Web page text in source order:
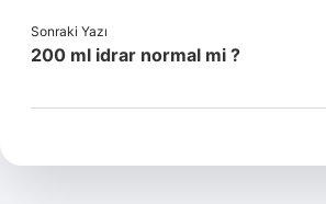
Sonraki Yazı
200 ml idrar normal mi ?